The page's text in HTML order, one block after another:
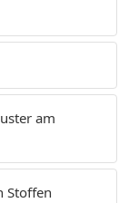
am
Stoffen